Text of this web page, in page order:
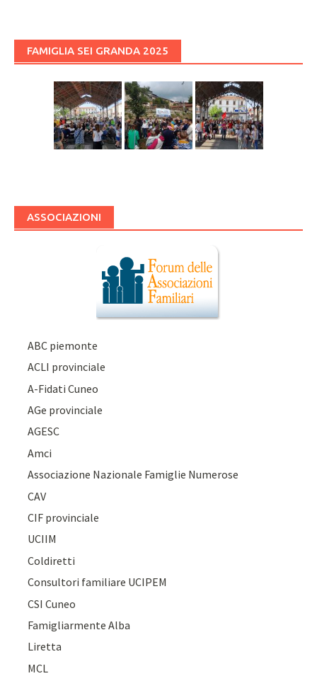
FAMIGLIA SEI GRANDA 2025
ASSOCIAZIONI
ABC piemonte
ACLI provinciale
A-Fidati Cuneo
AGe provinciale
AGESC
Amci
Associazione Nazionale Famiglie Numerose
CAV
CIF provinciale
UCIIM
Coldiretti
Consultori familiare UCIPEM
CSI Cuneo
Famigliarmente Alba
Liretta
MCL